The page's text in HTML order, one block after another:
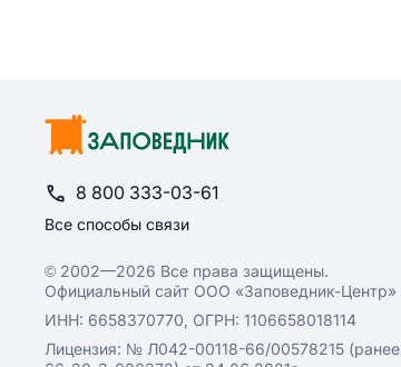
8 800 333-03-61
Все способы связи
© 2002—2026 Все права защищены.
Официальный сайт ООО «Заповедник-Центр»
ИНН: 6658370770, ОГРН: 1106658018114
Лицензия: № Л042-00118-66/00578215 (ранее